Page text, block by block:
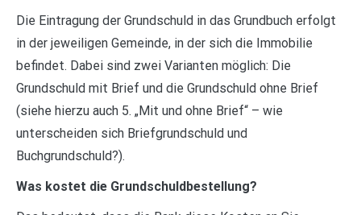
Die Eintragung der Grundschuld in das Grundbuch erfolgt
in der jeweiligen Gemeinde, in der sich die Immobilie
befindet. Dabei sind zwei Varianten möglich: Die
Grundschuld mit Brief und die Grundschuld ohne Brief
(siehe hierzu auch 5. „Mit und ohne Brief“ – wie
unterscheiden sich Briefgrundschuld und
Buchgrundschuld?).
Was kostet die Grundschuldbestellung?